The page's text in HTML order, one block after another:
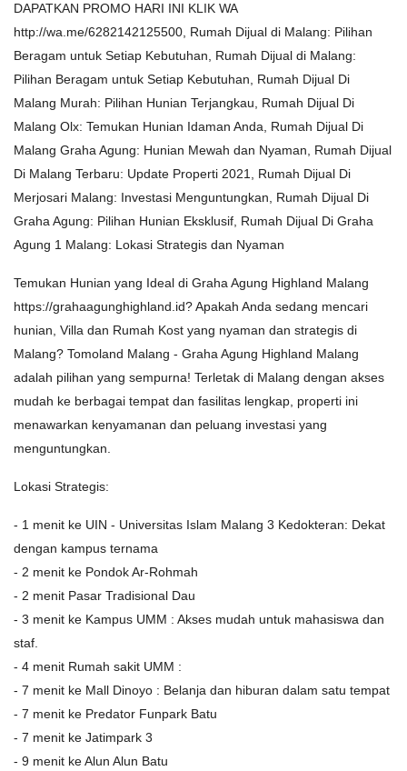
DAPATKAN PROMO HARI INI KLIK WA
http://wa.me/6282142125500, Rumah Dijual di Malang: Pilihan
Beragam untuk Setiap Kebutuhan, Rumah Dijual di Malang:
Pilihan Beragam untuk Setiap Kebutuhan, Rumah Dijual Di
Malang Murah: Pilihan Hunian Terjangkau, Rumah Dijual Di
Malang Olx: Temukan Hunian Idaman Anda, Rumah Dijual Di
Malang Graha Agung: Hunian Mewah dan Nyaman, Rumah Dijual
Di Malang Terbaru: Update Properti 2021, Rumah Dijual Di
Merjosari Malang: Investasi Menguntungkan, Rumah Dijual Di
Graha Agung: Pilihan Hunian Eksklusif, Rumah Dijual Di Graha
Agung 1 Malang: Lokasi Strategis dan Nyaman
Temukan Hunian yang Ideal di Graha Agung Highland Malang
https://grahaagunghighland.id? Apakah Anda sedang mencari
hunian, Villa dan Rumah Kost yang nyaman dan strategis di
Malang? Tomoland Malang - Graha Agung Highland Malang
adalah pilihan yang sempurna! Terletak di Malang dengan akses
mudah ke berbagai tempat dan fasilitas lengkap, properti ini
menawarkan kenyamanan dan peluang investasi yang
menguntungkan.
Lokasi Strategis:
- 1 menit ke UIN - Universitas Islam Malang 3 Kedokteran: Dekat
dengan kampus ternama
- 2 menit ke Pondok Ar-Rohmah
- 2 menit Pasar Tradisional Dau
- 3 menit ke Kampus UMM : Akses mudah untuk mahasiswa dan
staf.
- 4 menit Rumah sakit UMM :
- 7 menit ke Mall Dinoyo : Belanja dan hiburan dalam satu tempat
- 7 menit ke Predator Funpark Batu
- 7 menit ke Jatimpark 3
- 9 menit ke Alun Alun Batu